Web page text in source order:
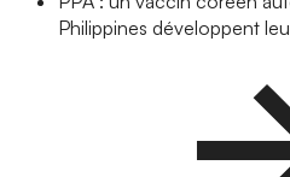
Philippines développent